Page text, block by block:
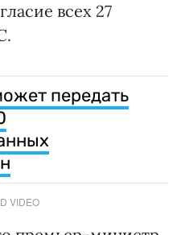
всех 27
передать
VIDEO